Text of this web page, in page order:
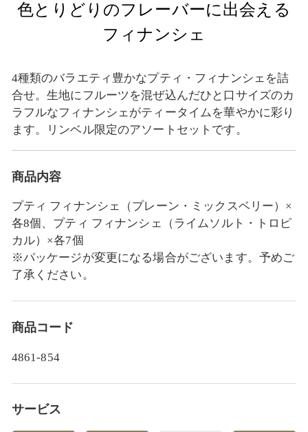
色とりどりのフレーバーに出会える
フィナンシェ
4種類のバラエティ豊かなプティ・フィナンシェを詰
合せ。生地にフルーツを混ぜ込んだひと口サイズのカ
ラフルなフィナンシェがティータイムを華やかに彩り
ます。リンベル限定のアソートセットです。
商品内容
プティ フィナンシェ（プレーン・ミックスベリー）×
各8個、プティ フィナンシェ（ライムソルト・トロピ
カル）×各7個
※パッケージが変更になる場合がございます。予めご
了承ください。
商品コード
4861-854
サービス